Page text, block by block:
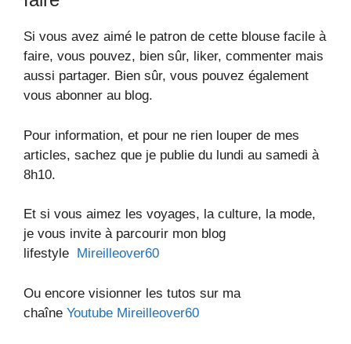
Si vous avez aimé le patron de cette blouse facile à
faire, vous pouvez, bien sûr, liker, commenter mais
aussi partager. Bien sûr, vous pouvez également
vous abonner au blog.
Pour information, et pour ne rien louper de mes
articles, sachez que je publie du lundi au samedi à
8h10.
Et si vous aimez les voyages, la culture, la mode,
je vous invite à parcourir mon blog
lifestyle Mireilleover60
Ou encore visionner les tutos sur ma
chaîne Youtube Mireilleover60